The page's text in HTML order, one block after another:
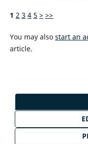
1 2 3 4 5 > >>
You may also start an
article.